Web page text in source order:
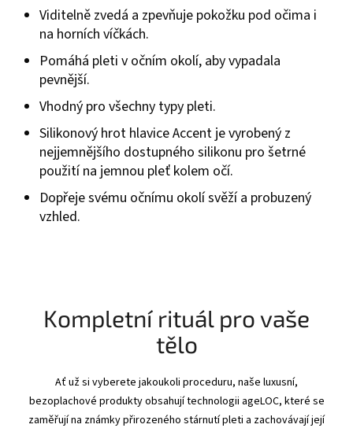
Viditelně zvedá a zpevňuje pokožku pod očima i
na horních víčkách.
Pomáhá pleti v očním okolí, aby vypadala
pevnější.
Vhodný pro všechny typy pleti.
Silikonový hrot hlavice Accent je vyrobený z
nejjemnějšího dostupného silikonu pro šetrné
použití na jemnou pleť kolem očí.
Dopřeje svému očnímu okolí svěží a probuzený
vzhled.
Kompletní rituál pro vaše
tělo
Ať už si vyberete jakoukoli proceduru, naše luxusní,
bezoplachové produkty obsahují technologii ageLOC, které se
zaměřují na známky přirozeného stárnutí pleti a zachovávají její